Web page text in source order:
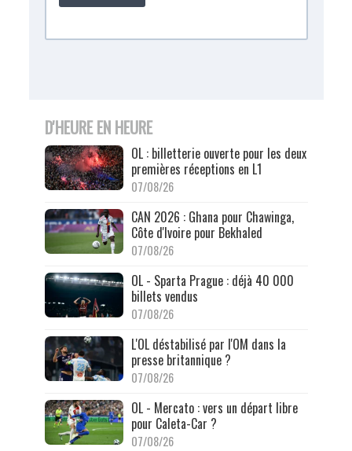
D'HEURE EN HEURE
OL : billetterie ouverte pour les deux
premières réceptions en L1
07/08/26
CAN 2026 : Ghana pour Chawinga,
Côte d'Ivoire pour Bekhaled
07/08/26
OL - Sparta Prague : déjà 40 000
billets vendus
07/08/26
L'OL déstabilisé par l'OM dans la
presse britannique ?
07/08/26
OL - Mercato : vers un départ libre
pour Caleta-Car ?
07/08/26